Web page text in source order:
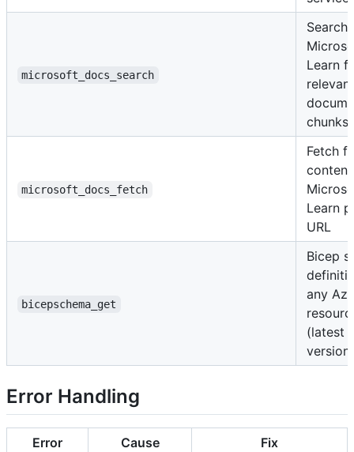
microsoft_docs_search
Search
Learn
relevant
chunks
microsoft_docs_fetch
Fetch
Learn
URL
bicepschema_get
Bicep
any
(latest
version)
Error Handling
Error Cause Fix